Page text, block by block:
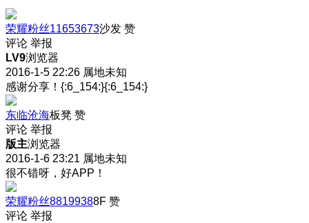
荣耀粉丝11653673沙发 赞
评论 举报
LV9浏览器
2016-1-5 22:26 属地未知
感谢分享！{:6_154:}{:6_154:}
东临沧海板凳 赞
评论 举报
版主浏览器
2016-1-6 23:21 属地未知
很不错呀，好APP！
荣耀粉丝88199388F 赞
评论 举报